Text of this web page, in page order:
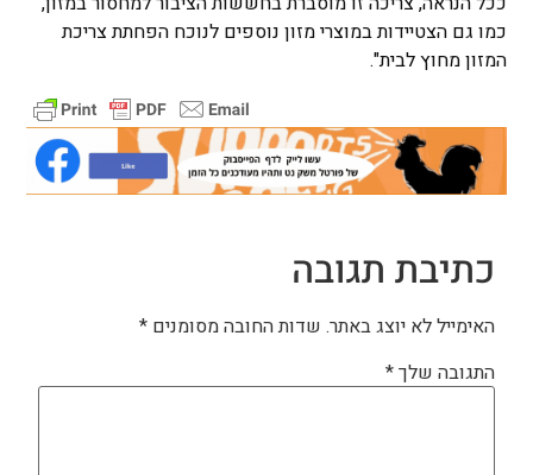
כמו גם הצטיידות במוצרי מזון נוספים לנוכח הפחתת צריכת
המזון מחוץ לבית".
כתיבת תגובה
האימייל לא יוצג באתר. שדות החובה מסומנים *
התגובה שלך*